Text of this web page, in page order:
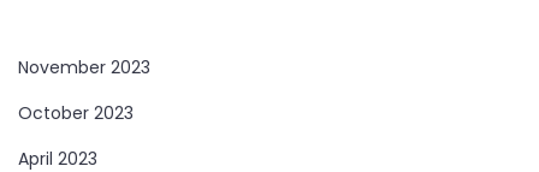
November 2023
October 2023
April 2023